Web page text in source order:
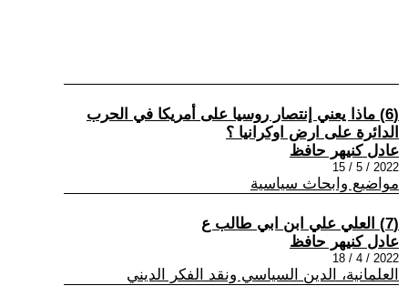
(6) ماذا يعني إنتصار روسيا على أمريكا في الحرب
الدائرة على ارض اوكرانيا ؟
عادل كنيهر حافظ
2022 / 5 / 15
مواضيع وابحاث سياسية
(7) العلي علي ابن ابي طالب ع
عادل كنيهر حافظ
2022 / 4 / 18
العلمانية، الدين السياسي ونقد الفكر الديني